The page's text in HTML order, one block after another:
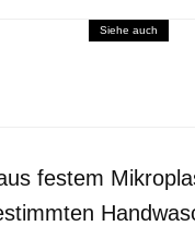
Siehe auch
festem